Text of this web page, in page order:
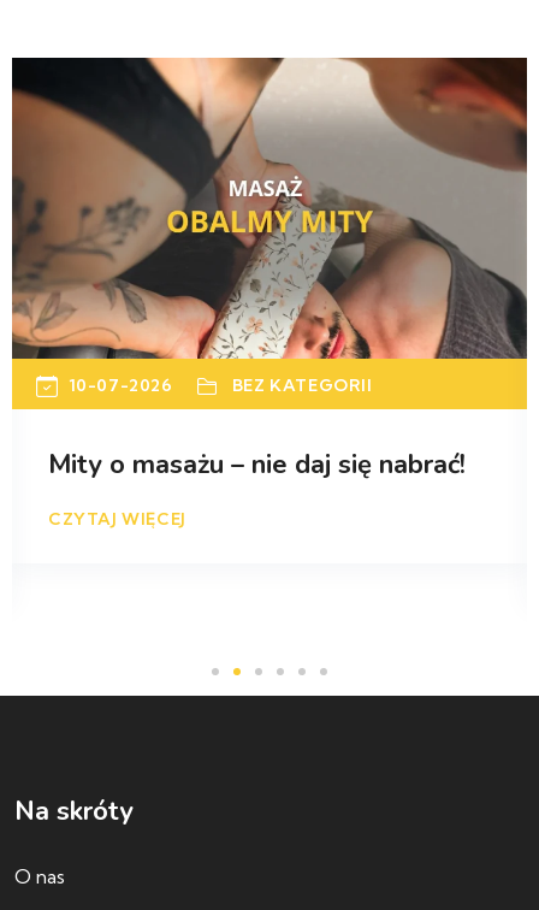
10-07-2026 BEZ KATEGORII
Mity o masażu – nie daj się nabrać!
CZYTAJ WIĘCEJ
Na skróty
O nas